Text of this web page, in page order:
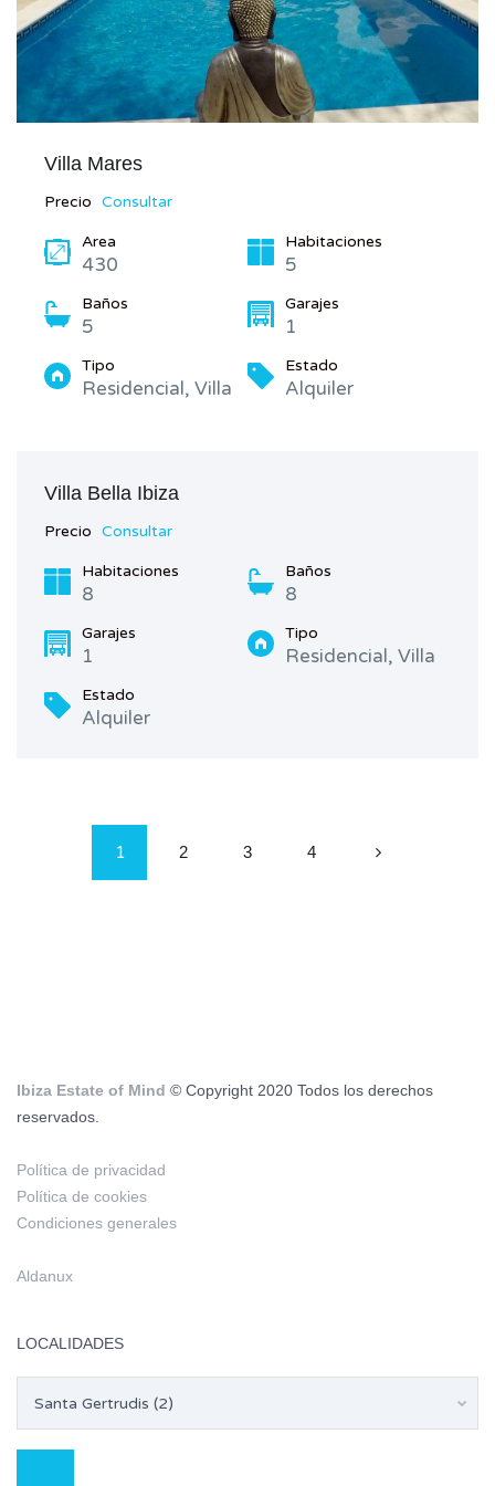
Villa Mares
Precio Consultar
Area
430
Habitaciones
5
Baños
5
Garajes
1
Tipo
Residencial, Villa
Estado
Alquiler
Villa Bella Ibiza
Precio Consultar
Habitaciones
8
Baños
8
Garajes
1
Tipo
Residencial, Villa
Estado
Alquiler
1 2 3 4
Ibiza Estate of Mind © Copyright 2020 Todos los derechos
reservados.
Política de privacidad
Política de cookies
Condiciones generales
Aldanux
LOCALIDADES
Santa Gertrudis (2)